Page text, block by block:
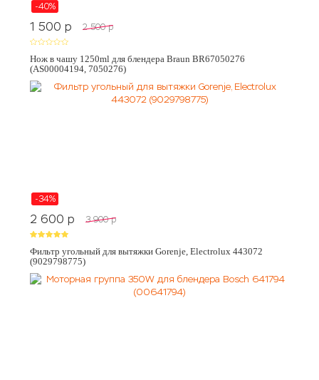
-40%
1 500 p 2 500 p
Нож в чашу 1250ml для блендера Braun BR67050276
(AS00004194, 7050276)
-34%
2 600 p 3 900 p
Фильтр угольный для вытяжки Gorenje, Electrolux 443072
(9029798775)